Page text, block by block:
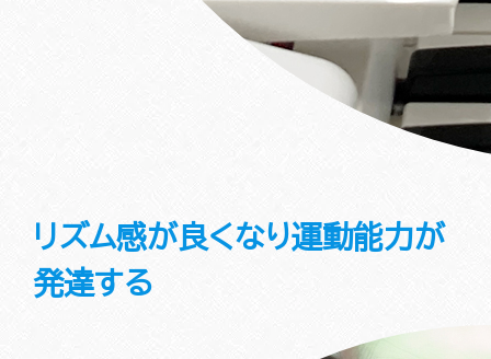
リズム感が良くなり運動能力が
発達する